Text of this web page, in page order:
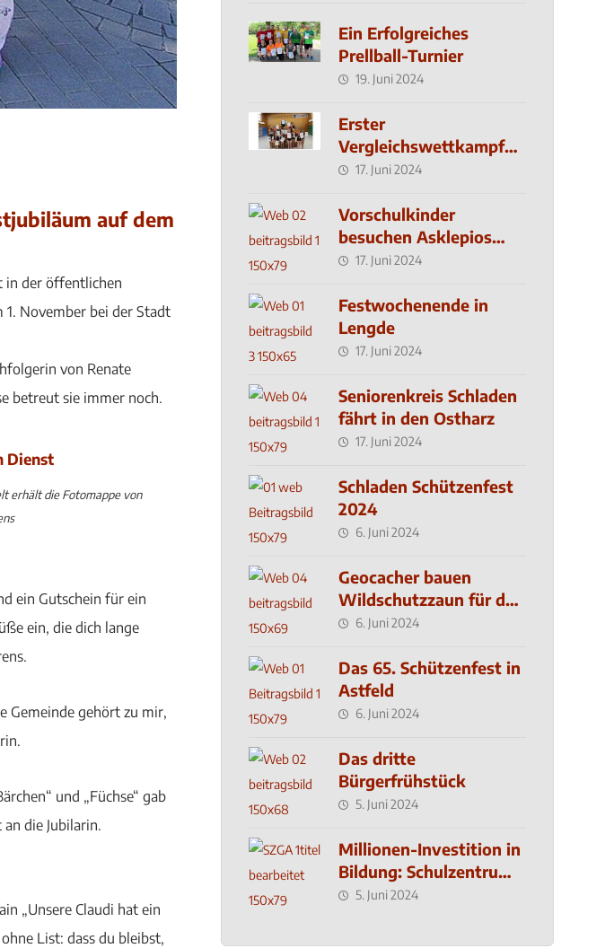
auf dem
in der öffentlichen
November bei der Stadt
von Renate
betreut sie immer noch.
erhält die Fotomappe von
ein Gutschein für ein
ein, die dich lange
Gemeinde gehört zu mir,
und „Füchse“ gab
die Jubilarin.
„Unsere Claudi hat ein
List: dass du bleibst,
Ein Erfolgreiches
Prellball-Turnier
19. Juni 2024
Erster
Vergleichswettkampf
seit 2019
17. Juni 2024
Vorschulkinder
besuchen Asklepios
Klinik
17. Juni 2024
Festwochenende in
Lengde
17. Juni 2024
Seniorenkreis Schladen
fährt in den Ostharz
17. Juni 2024
Schladen Schützenfest
2024
6. Juni 2024
Geocacher bauen
Wildschutzzaun für den
MachMit! Wald
6. Juni 2024
Das 65. Schützenfest in
Astfeld
6. Juni 2024
Das dritte
Bürgerfrühstück
5. Juni 2024
Millionen-Investition in
Bildung: Schulzentrum-
Neubau
5. Juni 2024